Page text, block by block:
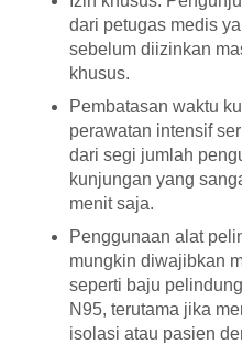
dari petugas medis
sebelum diizinkan
khusus.
Pembatasan waktu
perawatan intensif
dari segi jumlah
kunjungan yang
menit saja.
Penggunaan alat
mungkin diwajibkan
seperti baju
N95, terutama jika
isolasi atau pasien